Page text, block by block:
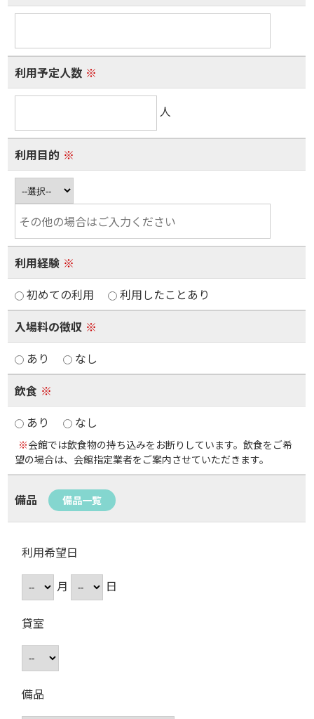
利用予定人数 ※
人
利用目的 ※
利用経験 ※
初めての利用
利用したことあり
入場料の徴収 ※
あり
なし
飲食 ※
あり
なし
※会館では飲食物の持ち込みをお断りしています。飲食をご希
望の場合は、会館指定業者をご案内させていただきます。
備品 備品一覧
利用希望日
月
日
貸室
備品